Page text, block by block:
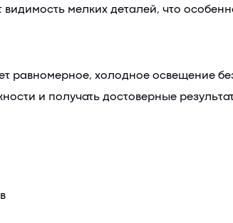
мелких деталей, что
равномерное, холодное освещение
и получать достоверные